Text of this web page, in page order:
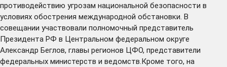
противодействию угрозам национальной безопасности в
условиях обострения международной обстановки. В
совещании участвовали полномочный представитель
Президента РФ в Центральном федеральном округе
Александр Беглов, главы регионов ЦФО, представители
федеральных министерств и ведомств.Кроме того, на